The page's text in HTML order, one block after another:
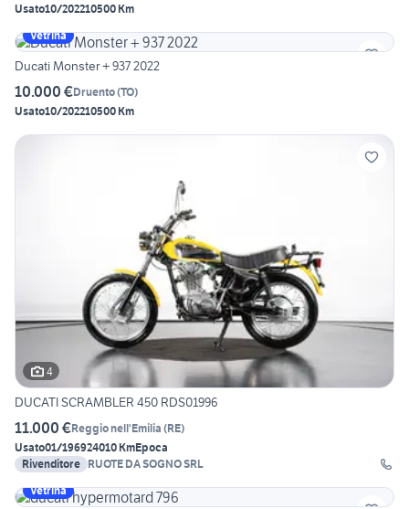
Usato10/202210500 Km
Vetrina
Ducati Monster + 937 2022
10.000 €Druento(TO)
Usato10/202210500 Km
4
DUCATI SCRAMBLER 450 RDS01996
11.000 €Reggio nell'Emilia (RE)
Usato01/196924010 KmEpoca
Rivenditore RUOTE DA SOGNO SRL
Vetrina